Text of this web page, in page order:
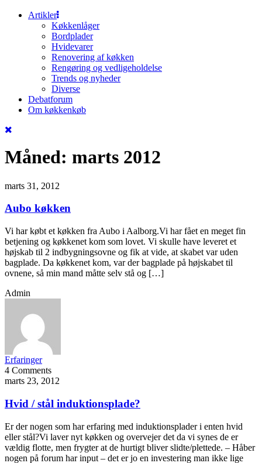
Artikler
Køkkenlåger
Bordplader
Hvidevarer
Renovering af køkken
Rengøring og vedligeholdelse
Trends og nyheder
Diverse
Debatforum
Om køkkenkøb
Måned: marts 2012
marts 31, 2012
Aubo køkken
Vi har købt et køkken fra Aubo i Aalborg.Vi har fået en meget fin
betjening og køkkenet kom som lovet. Vi skulle have leveret et
højskab til 2 indbygningsovne og fik at vide, at skabet var uden
bagplade. Da køkkenet kom, var der bagplade på højskabet til
ovnene, så min mand måtte selv stå og […]
Admin
Erfaringer
4 Comments
marts 23, 2012
Hvid / stål induktionsplade?
Er der nogen som har erfaring med induktionsplader i enten hvid
eller stål?Vi laver nyt køkken og overvejer det da vi synes de er
vældig flotte, men frygter at de hurtigt bliver slidte/plettede. – Håber
nogen på forum har input – det er jo en investering man ikke lige